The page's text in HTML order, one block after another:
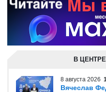
В
8 августа 2026
Вячеслав